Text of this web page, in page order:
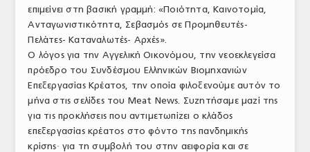
ΝΟΜΟΘΕΣΙΑ
ΕΛΛΗΝΙΚΗ ΝΟΜΟΘΕΣΙΑ
ΤΟ ΠΕΡΙΟΔΙΚΟ
Profile
ΑΡΧΕΙΟ ΤΕΥΧΩΝ
επιμείνει στη βασική γραμμή: «Ποιότητα, Καινοτομία,
Ανταγωνιστικότητα, Σεβασμός σε Προμηθευτές-
Πελάτες- Καταναλωτές- Αρχές».
Ο λόγος για την Αγγελική Οικονόμου, την νεοεκλεγείσα
πρόεδρο του Συνδέσμου Ελληνικών Βιομηχανιών
Επεξεργασίας Κρέατος, την οποία φιλοξενούμε αυτόν το
μήνα στις σελίδες του Meat News. Συζητήσαμε μαζί της
για τις προκλήσεις που αντιμετωπίζει ο κλάδος
επεξεργασίας κρέατος στο φόντο της πανδημικής
κρίσης· για τη συμβολή του στην αειφορία και σε